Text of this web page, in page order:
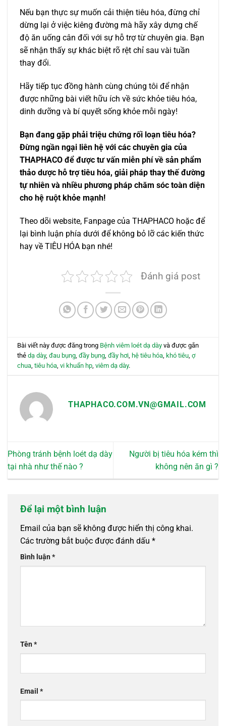
Nếu bạn thực sự muốn cải thiện tiêu hóa, đừng chỉ
dừng lại ở việc kiêng đường mà hãy xây dựng chế
độ ăn uống cân đối với sự hỗ trợ từ chuyên gia. Bạn
sẽ nhận thấy sự khác biệt rõ rệt chỉ sau vài tuần
thay đổi.
Hãy tiếp tục đồng hành cùng chúng tôi để nhận
được những bài viết hữu ích về sức khỏe tiêu hóa,
dinh dưỡng và bí quyết sống khỏe mỗi ngày!
Bạn đang gặp phải triệu chứng rối loạn tiêu hóa?
Đừng ngần ngại liên hệ với các chuyên gia của
THAPHACO để được tư vấn miễn phí về sản phẩm
thảo dược hỗ trợ tiêu hóa, giải pháp thay thế đường
tự nhiên và nhiều phương pháp chăm sóc toàn diện
cho hệ ruột khỏe mạnh!
Theo dõi website, Fanpage của THAPHACO hoặc để
lại bình luận phía dưới để không bỏ lỡ các kiến thức
hay về TIÊU HÓA bạn nhé!
Đánh giá post
Bài viết này được đăng trong Bệnh viêm loét dạ dày và được gắn
thẻdạ dày,đau bụng,đầy bụng,đầy hơi, hệ tiêu hóa, khó tiêu,ợ
chua,tiêu hóa,vi khuẩn hp,viêm dạ dày.
THAPHACO.COM.VN@GMAIL.COM
Phòng tránh bệnh loét dạ dày
tại nhà như thế nào ?
Người bị tiêu hóa kém thì
không nên ăn gì ?
Để lại một bình luận
Email của bạn sẽ không được hiển thị công khai.
Các trường bắt buộc được đánh dấu *
Bình luận*
Tên*
Email *